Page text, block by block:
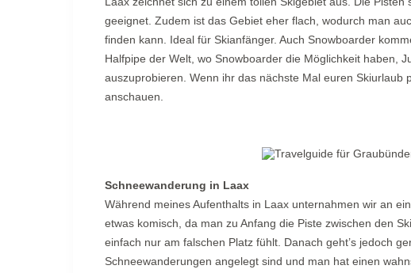
geeignet. Zudem ist das Gebiet eher flach, wodurch man
finden kann. Ideal für Skianfänger. Auch Snowboarder
Halfpipe der Welt, wo Snowboarder die Möglichkeit haben,
auszuprobieren. Wenn ihr das nächste Mal euren
anschauen.
Schneewanderung in Laax
Während meines Aufenthalts in Laax unternahmen wir an
etwas komisch, da man zu Anfang die Piste zwischen den
einfach nur am falschen Platz fühlt. Danach geht’s jedoch
Schneewanderungen angelegt sind und man hat einen